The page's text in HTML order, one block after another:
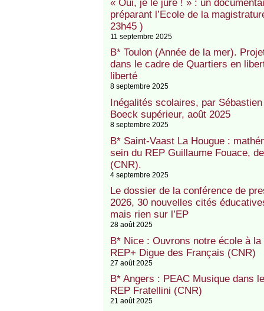
« Oui, je le jure ! » : un
préparant l’Ecole de la
23h45 )
11 septembre 2025
B* Toulon (Année de la mer).
dans le cadre de Quartiers en
liberté
8 septembre 2025
Inégalités scolaires, par
Boeck supérieur, août 2025
8 septembre 2025
B* Saint-Vaast La Hougue :
sein du REP Guillaume Fouace,
(CNR).
4 septembre 2025
Le dossier de la conférence de
2026, 30 nouvelles cités
mais rien sur l’EP
28 août 2025
B* Nice : Ouvrons notre école à
REP+ Digue des Français (CNR)
27 août 2025
B* Angers : PEAC Musique dans
REP Fratellini (CNR)
21 août 2025